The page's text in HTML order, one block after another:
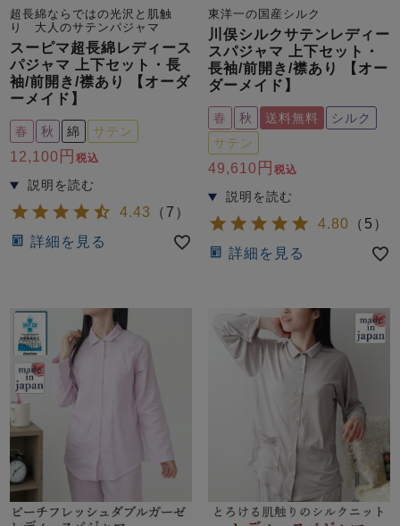
すべてのデザインのパジャマ一覧はこちら
超長綿ならではの光沢と肌触
り 大人のサテンパジャマ
スーピマ超長綿レディース
パジャマ 上下セット・長
袖/前開き/襟あり 【オーダ
ーメイド】
春 秋 綿 サテン
12,100 税込
4.43 （ 7 ）
詳細を見る
東洋一の国産シルク
川俣シルクサテンレディー
スパジャマ 上下セット・
長袖/前開き/襟あり 【オー
ダーメイド】
春 秋 送料無料
シルク
サテン
49,610 税込
4.80 （ 5 ）
詳細を見る